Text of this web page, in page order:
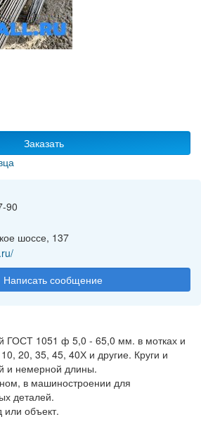
Заказать
90
шоссе, 137
Написать сообщение
ГОСТ 1051 ф 5,0 - 65,0 мм. в мотках и
20, 35, 45, 40Х и другие. Круги и
и немерной длины.
в машиностроении для
деталей.
или объект.